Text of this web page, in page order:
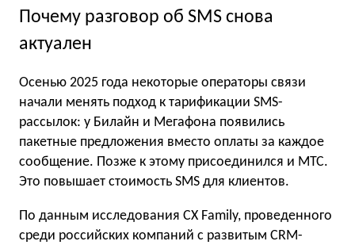
Почему разговор об SMS снова
актуален
Осенью 2025 года некоторые операторы связи
начали менять подход к тарификации SMS-
рассылок: у Билайн и Мегафона появились
пакетные предложения вместо оплаты за каждое
сообщение. Позже к этому присоединился и МТС.
Это повышает стоимость SMS для клиентов.
По данным исследования CX Family, проведенного
среди российских компаний с развитым CRM-